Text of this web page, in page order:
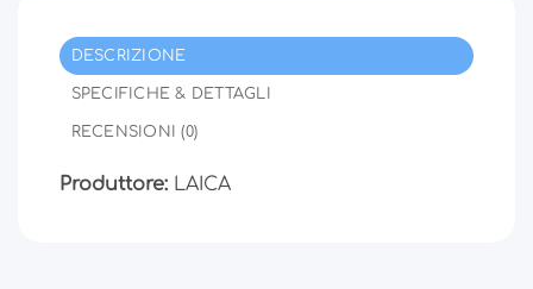
DESCRIZIONE
SPECIFICHE & DETTAGLI
RECENSIONI (0)
Produttore: LAICA